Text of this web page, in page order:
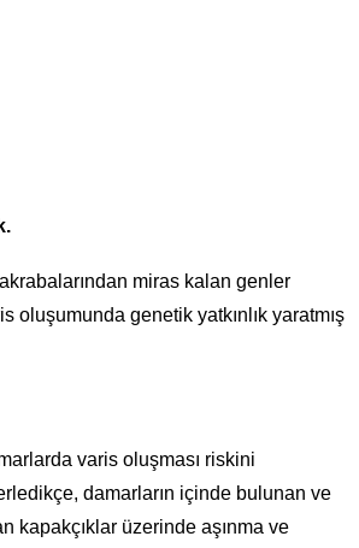
miras kalan genler
oluşumunda genetik yatkınlık yaratmış
varis oluşması riskini
damarların içinde bulunan ve
kapakçıklar üzerinde aşınma ve